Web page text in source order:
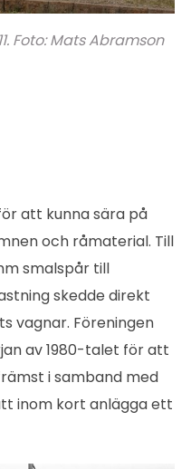
Foto: Mats Abramson
att kunna sära på
och råmaterial. Till
smalspår till
skedde direkt
vagnar. Föreningen
av 1980-talet för att
i samband med
inom kort anlägga ett